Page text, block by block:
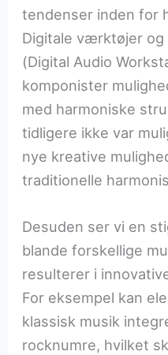
tendenser inden for
Digitale værktøjer og
(Digital Audio
komponister
med harmoniske
tidligere ikke var
nye kreative
traditionelle
Desuden ser vi en
blande forskellige
resulterer i
For eksempel kan
klassisk musik
rocknumre, hvilket